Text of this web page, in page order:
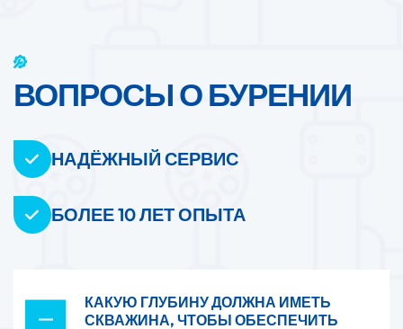
ВОПРОСЫО БУРЕНИИ
НАДЁЖНЫЙ СЕРВИС
БОЛЕЕ 10 ЛЕТ ОПЫТА
КАКУЮ ГЛУБИНУ ДОЛЖНА ИМЕТЬ
СКВАЖИНА, ЧТОБЫ ОБЕСПЕЧИТЬ